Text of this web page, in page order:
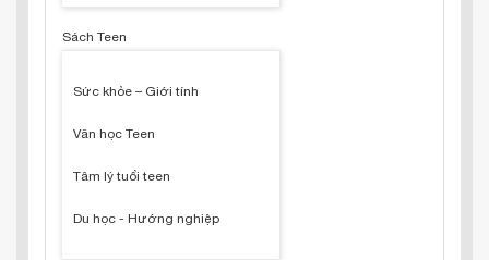
Sách Teen
Sức khỏe – Giới tính
Văn học Teen
Tâm lý tuổi teen
Du học - Hướng nghiệp